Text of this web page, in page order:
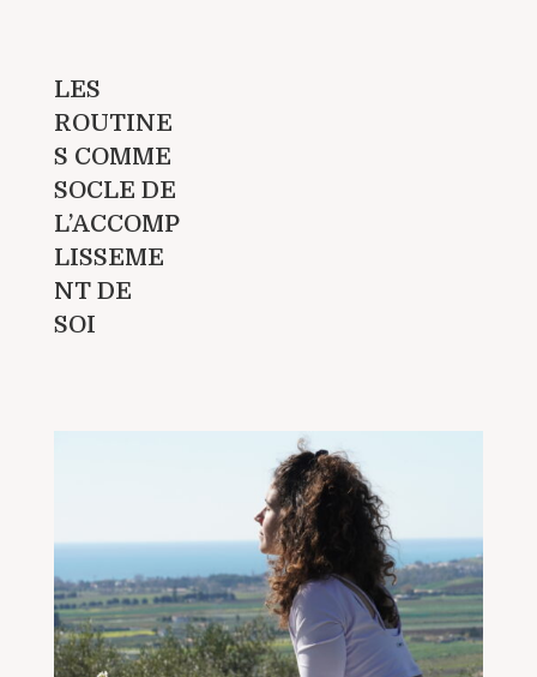
LES
ROUTINE
S COMME
SOCLE DE
L’ACCOMP
LISSEME
NT DE
SOI